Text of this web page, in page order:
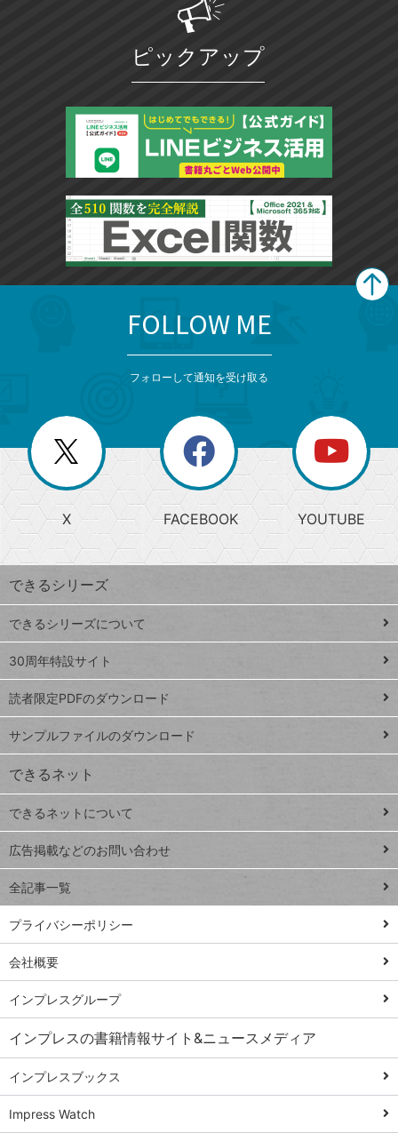
ピックアップ
じ
る
search
検
索
上
昇
ワ
ー
ド
Google
スプレ
ッドシ
ート
iPhone
VLOOKUP
close
閉じ
る
閉
じ
る
ー
か
ら
探
す
ト
ッ
プ
ペ
ジ
連載
Excel Q&A
トイアンナ流仕
事術
PowerAutomate
ではじめる業務
の完全自動化
AI議事録作成術
Windows 11
Q&A
Teams踏み込み
活用術
Excel講師の仕事
術
FOLLOW ME
フォローして通知を受け取る
X FACEBOOK YOUTUBE
できるシリーズ
できるシリーズについて
30周年特設サイト
読者限定PDFのダウンロード
サンプルファイルのダウンロード
できるネット
できるネットについて
広告掲載などのお問い合わせ
全記事一覧
プライバシーポリシー
会社概要
インプレスグループ
インプレスの書籍情報サイト&ニュースメディア
インプレスブックス
Impress Watch